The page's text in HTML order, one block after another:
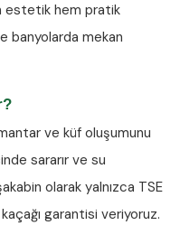
estetik hem pratik
banyolarda mekan
ve küf oluşumunu
sararır ve su
olarak yalnızca TSE
garantisi veriyoruz.